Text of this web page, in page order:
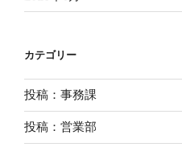
カテゴリー
投稿：事務課
投稿：営業部